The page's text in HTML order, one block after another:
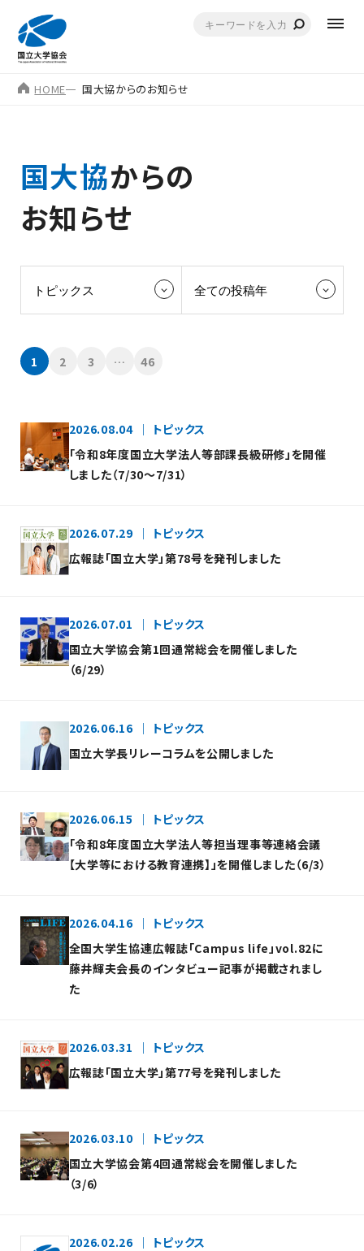
HOME 国大協からのお知らせ
国大協からの
お知らせ
1 2 3 … 46
2026.08.04
トピックス
「令和8年度国立大学法人等部課長級研修」を開催
しました（7/30～7/31）
2026.07.29
トピックス
広報誌「国立大学」第78号を発刊しました
2026.07.01
トピックス
国立大学協会第1回通常総会を開催しました
（6/29）
2026.06.16
トピックス
国立大学長リレーコラムを公開しました
2026.06.15
トピックス
「令和8年度国立大学法人等担当理事等連絡会議
【大学等における教育連携】」を開催しました（6/3）
2026.04.16
トピックス
全国大学生協連広報誌「Campus life」vol.82に
藤井輝夫会長のインタビュー記事が掲載されまし
た
2026.03.31
トピックス
広報誌「国立大学」第77号を発刊しました
2026.03.10
トピックス
国立大学協会第4回通常総会を開催しました
（3/6）
2026.02.26
トピックス